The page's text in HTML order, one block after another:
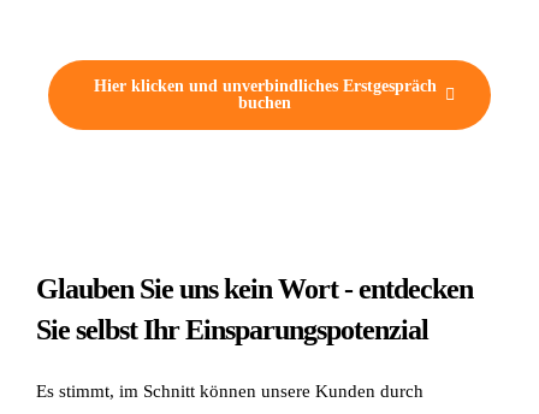
Hier klicken und unverbindliches Erstgespräch
buchen
Glauben Sie uns kein Wort - entdecken
Sie selbst Ihr Einsparungspotenzial
Es stimmt, im Schnitt können unsere Kunden durch